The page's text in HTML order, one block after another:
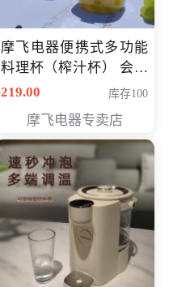
摩飞电器便携式多功能
料理杯（榨汁杯） 会员
专享价118元
219.00 库存100
摩飞电器专卖店